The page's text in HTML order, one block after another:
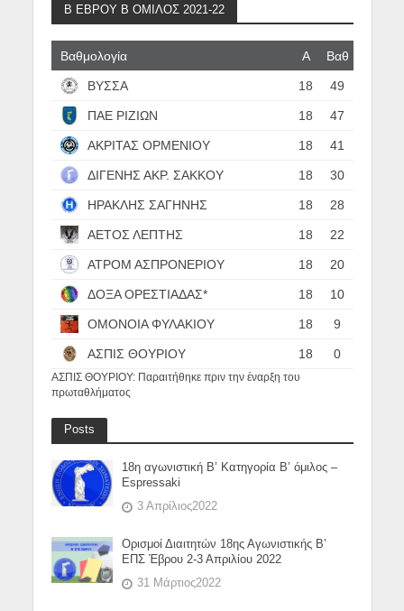
Β ΕΒΡΟΥ Β ΟΜΙΛΟΣ 2021-22
Βαθμολογία Α Βαθ
ΒΥΣΣΑ 18 49
ΠΑΕ ΡΙΖΙΩΝ 18 47
ΑΚΡΙΤΑΣ ΟΡΜΕΝΙΟΥ 18 41
ΔΙΓΕΝΗΣ ΑΚΡ. ΣΑΚΚΟΥ 18 30
ΗΡΑΚΛΗΣ ΣΑΓΗΝΗΣ 18 28
ΑΕΤΟΣ ΛΕΠΤΗΣ 18 22
ΑΤΡΟΜ ΑΣΠΡΟΝΕΡΙΟΥ 18 20
ΔΟΞΑ ΟΡΕΣΤΙΑΔΑΣ* 18 10
ΟΜΟΝΟΙΑ ΦΥΛΑΚΙΟΥ 18 9
ΑΣΠΙΣ ΘΟΥΡΙΟΥ 18 0
ΑΣΠΙΣ ΘΟΥΡΙΟΥ: Παραιτήθηκε πριν την έναρξη του
πρωταθλήματος
Posts
18η αγωνιστική Β’ Κατηγορία Β’ όμιλος –
Espressaki
3 Απρίλιος2022
Ορισμοί Διαιτητών 18ης Αγωνιστικής Β’
ΕΠΣ Έβρου 2-3 Απριλίου 2022
31 Μάρτιος2022